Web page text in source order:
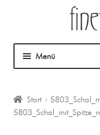
Menü
Mein Angebot
Start